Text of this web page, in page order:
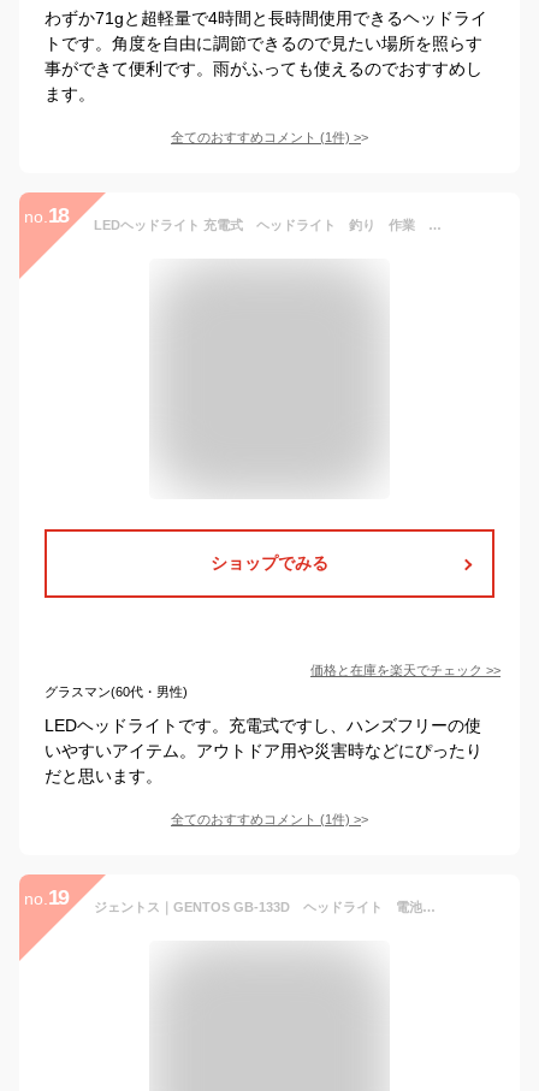
わずか71gと超軽量で4時間と長時間使用できるヘッドライ
トです。角度を自由に調節できるので見たい場所を照らす
事ができて便利です。雨がふっても使えるのでおすすめし
ます。
全てのおすすめコメント (1件) >
no. 18 LEDヘッドライト 充電式 ヘッドライト 釣り 作業 史上最強ルーメン 最高輝度 充電式 残量表示 伸縮ズーム 5段階の点灯モード USB輸出 登山 夜釣り アウトドア作業 SOS リチウム充電池3個入り 2021最新仕様
ショップでみる
価格と在庫を楽天でチェック >>
グラスマン(60代・男性)
LEDヘッドライトです。充電式ですし、ハンズフリーの使
いやすいアイテム。アウトドア用や災害時などにぴったり
だと思います。
全てのおすすめコメント (1件) >
no. 19 ジェントス｜GENTOS GB-133D ヘッドライト 電池式/3段階調光機能/可動式ヘッド/集光・拡散2タイプ/防塵・防滴/後部認識灯搭載/サブ赤色LED搭載/点滅モード搭載 GB-133D [LED /単3乾電池×3 /防水]